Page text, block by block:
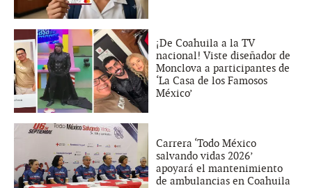
¡De Coahuila a la TV
nacional! Viste diseñador de
Monclova a participantes de
‘La Casa de los Famosos
México’
Carrera ‘Todo México
salvando vidas 2026’
apoyará el mantenimiento
de ambulancias en Coahuila